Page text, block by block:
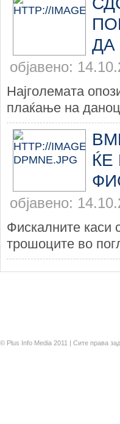
ДА
објавено:
Најголемата
плаќање на
објавено:
Фискалните каси
трошоците во
© Plus Info Media 2011 | Сите права